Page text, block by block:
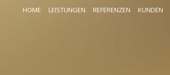
HOME LEISTUNGEN REFERENZEN KUNDEN